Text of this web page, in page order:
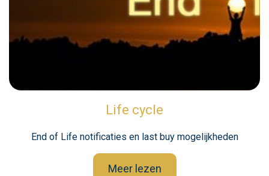
Life cycle
End of Life notificaties en last buy mogelijkheden
Meer lezen